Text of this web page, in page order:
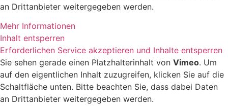
an Drittanbieter weitergegeben werden.
Mehr Informationen
Inhalt entsperren
Erforderlichen Service akzeptieren und Inhalte entsperren
Sie sehen gerade einen Platzhalterinhalt von Vimeo. Um
auf den eigentlichen Inhalt zuzugreifen, klicken Sie auf die
Schaltfläche unten. Bitte beachten Sie, dass dabei Daten
an Drittanbieter weitergegeben werden.